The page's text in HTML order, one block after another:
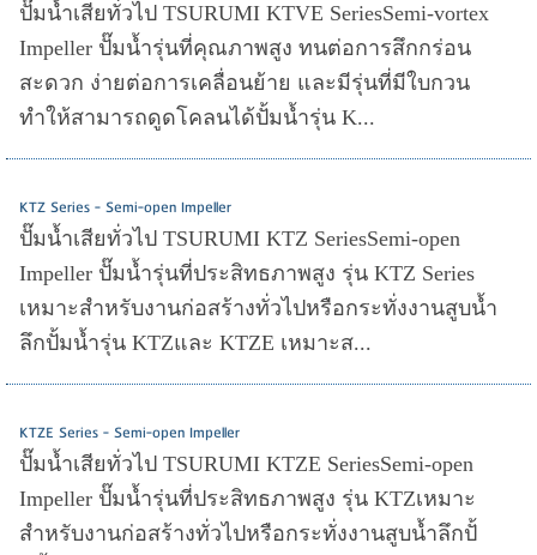
ปั๊มน้ำเสียทั่วไป TSURUMI KTVE SeriesSemi-vortex
Impeller ปั๊มน้ำรุ่นที่คุณภาพสูง ทนต่อการสึกกร่อน
สะดวก ง่ายต่อการเคลื่อนย้าย และมีรุ่นที่มีใบกวน
ทำให้สามารถดูดโคลนได้ปั้มน้ำรุ่น K...
KTZ Series - Semi-open Impeller
ปั๊มน้ำเสียทั่วไป TSURUMI KTZ SeriesSemi-open
Impeller ปั๊มน้ำรุ่นที่ประสิทธภาพสูง รุ่น KTZ Series
เหมาะสำหรับงานก่อสร้างทั่วไปหรือกระทั่งงานสูบน้ำ
ลึกปั้มน้ำรุ่น KTZและ KTZE เหมาะส...
KTZE Series - Semi-open Impeller
ปั๊มน้ำเสียทั่วไป TSURUMI KTZE SeriesSemi-open
Impeller ปั๊มน้ำรุ่นที่ประสิทธภาพสูง รุ่น KTZเหมาะ
สำหรับงานก่อสร้างทั่วไปหรือกระทั่งงานสูบน้ำลึกปั้